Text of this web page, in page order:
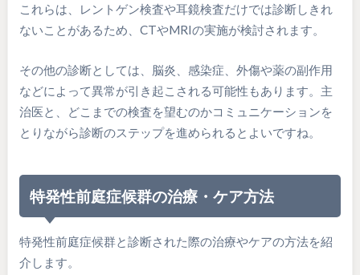
これらは、レントゲン検査や耳鏡検査だけでは診断しきれ
ないことがあるため、CTやMRIの実施が検討されます。
その他の診断としては、脳炎、感染症、外傷や薬の副作用
などによって異常が引き起こされる可能性もあります。主
治医と、どこまでの検査を望むのかコミュニケーションを
とりながら診断のステップを進められるとよいですね。
特発性前庭症候群の治療・ケア方法
特発性前庭症候群と診断された際の治療やケアの方法を紹
介します。